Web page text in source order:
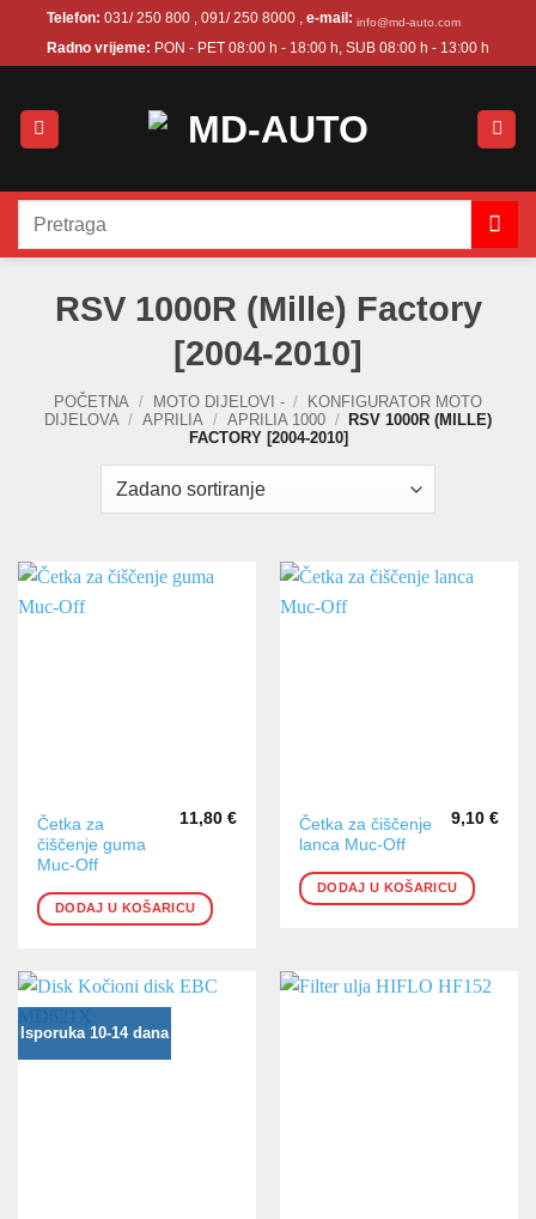
Telefon: 031/ 250 800 , 091/ 250 8000 , e-mail: info@md-auto.com
Radno vrijeme: PON - PET 08:00 h - 18:00 h, SUB 08:00 h - 13:00 h
Pretraži:
RSV 1000R (Mille) Factory
[2004-2010]
POČETNA / MOTO DIJELOVI - /
KONFIGURATOR MOTO
DIJELOVA / APRILIA / APRILIA 1000 /
RSV 1000R (MILLE)
FACTORY [2004-2010]
Četka za
čiščenje guma
Muc-Off
11,80 €
DODAJ U KOŠARICU
Četka za čiščenje
lanca Muc-Off
9,10 €
DODAJ U KOŠARICU
Isporuka 10-14 dana